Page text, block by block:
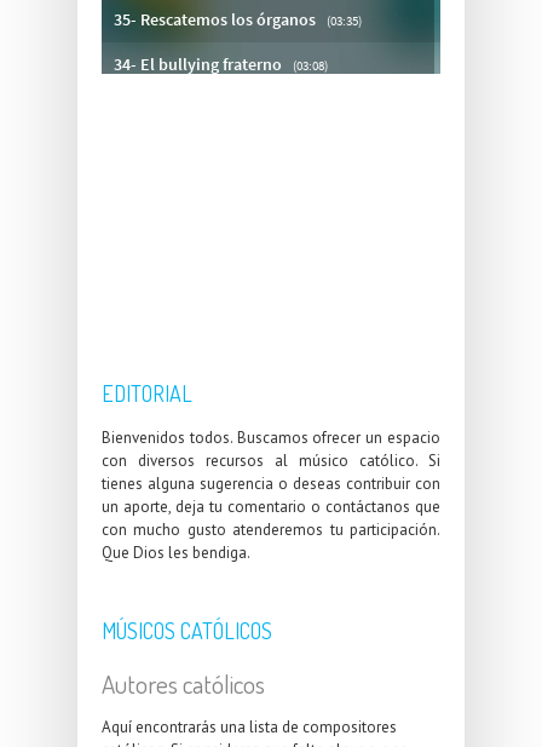
EDITORIAL
Bienvenidos todos. Buscamos ofrecer un espacio
con diversos recursos al músico católico. Si
tienes alguna sugerencia o deseas contribuir con
un aporte, deja tu comentario o contáctanos que
con mucho gusto atenderemos tu participación.
Que Dios les bendiga.
MÚSICOS CATÓLICOS
Autores católicos
Aquí encontrarás una lista de compositores